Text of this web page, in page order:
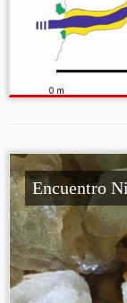
Encuentro